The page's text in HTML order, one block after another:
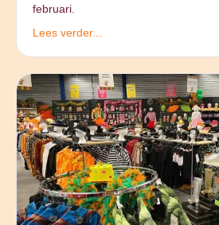
februari.
Lees verder...